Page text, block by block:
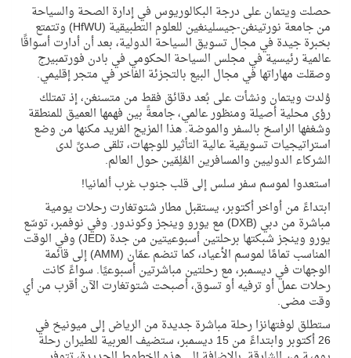
حصلت ويتمان على درجة البكالوريوس في إدارة الصحة والسياحة
من جامعة نورتينغن-جيسلينغين للعلوم التطبيقية (HfWU) وتتمتع
بخبرةجيدة في مجال تسويق السياحة الدولية، بعد أن أدارت أسواقًا
عالمية رئيسية في مجلس السياحة الحكومي في بادن فورتمبيرج
وصقلت مهاراتها في مجال البيع بالتجزئة الفاخر في متجر إقليمي.
وُلدت ويتمان ونشأت على بُعد دقائق فقط من متسنغن، إذ تمتلك
رؤى محلية أصيلة ومنظور عالمي، جامعةً بين فهمها العميق للمنطقة
وشغفها الراسخ بالسفر والموضة. هذا المزيج الفريدمكنها من وضع
استراتيجيات تسويقيةعالية التأثير للوجهات، تلقى صدىً لدى
الشركاء الدوليين والمسافرين المُلِمّين حول العالم.
استعدوا لموسم سفر سلس إلى قلب جنوب غرب ألمانيا!
ابتداءً من أواخر أكتوبر، يستقبل مطار شتوتغارت رحلات يومية
مباشرة من دبي (DXB) مع يورو وينجز وكوندور. وفي نوفمبر، توسّع
يورو وينجز شبكتها برحلتين أسبوعيتين من جدة (JED) وفي الوقت
المناسب تمامًا لموسم الأعياد،كماتنضم عمّان (AMM) إلى قائمة
الوجهات في ديسمبر، مع رحلتين مباشرتين أسبوعيًا. سواءً كانت
رحلات عمل أو ترفيه أو تسوق، أصبحت شتوتغارت الآن أقرب من أي
وقت مضى.
ستطلق لوفتهانزا رحلة مباشرة جديدة من الرياض إلى ميونيخ في
26 أكتوبر وابتداءً من 15 ديسمبر، ستضيف العربية للطيران رحلة